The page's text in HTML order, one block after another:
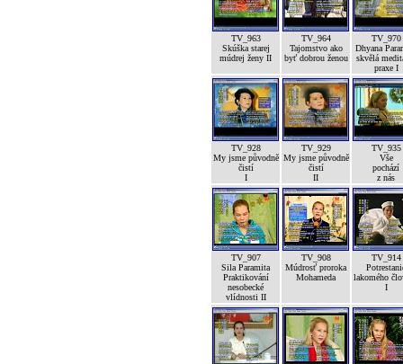
TV_963
Skúška starej
múdrej ženy II
TV_964
Tajomstvo ako
byť dobrou ženou
TV_970
Dhyana
skvělá
praxe I
TV_928
My jsme původně
čistí
I
TV_929
My jsme původně
čistí
II
TV_935
Vše
pochází
z nás
TV_907
Sila Paramita
Praktikování
nesobecké
vlídnosti II
TV_908
Múdrosť proroka
Mohameda
TV_914
lakomého
I